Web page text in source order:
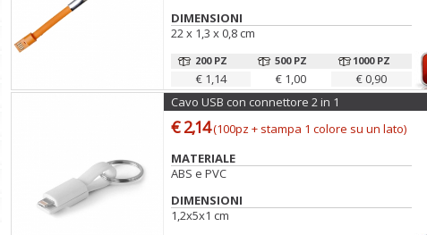
DIMENSIONI
22 x 1,3 x 0,8 cm
200 PZ
€ 1,14
500 PZ
€ 1,00
1000 PZ
€ 0,90
Cavo USB con connettore 2 in 1
€ 2,14(100pz + stampa 1 colore su un lato)
MATERIALE
ABS e PVC
DIMENSIONI
1,2x5x1 cm